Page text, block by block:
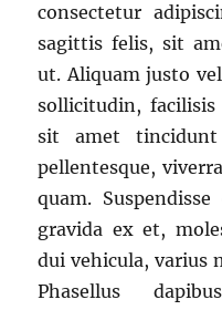
consectetur
sagittis felis, sit
ut. Aliquam justo
sollicitudin,
sit amet tincidunt
pellentesque,
quam.
gravida ex et,
dui vehicula, varius
Phasellus